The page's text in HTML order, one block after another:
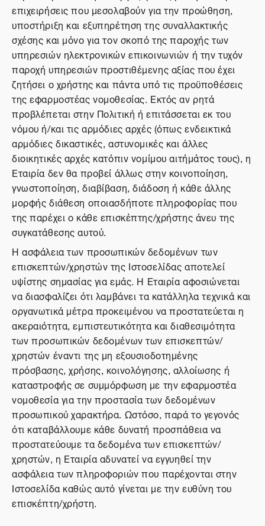
επιχειρήσεις που μεσολαβούν για την προώθηση,
υποστήριξη και εξυπηρέτηση της συναλλακτικής
σχέσης και μόνο για τον σκοπό της παροχής των
υπηρεσιών ηλεκτρονικών επικοινωνιών ή την τυχόν
παροχή υπηρεσιών προστιθέμενης αξίας που έχει
ζητήσει ο χρήστης και πάντα υπό τις προϋποθέσεις
της εφαρμοστέας νομοθεσίας. Εκτός αν ρητά
προβλέπεται στην Πολιτική ή επιτάσσεται εκ του
νόμου ή/και τις αρμόδιες αρχές (όπως ενδεικτικά
αρμόδιες δικαστικές, αστυνομικές και άλλες
διοικητικές αρχές κατόπιν νομίμου αιτήμάτος τους), η
Εταιρία δεν θα προβεί άλλως στην κοινοποίηση,
γνωστοποίηση, διαβίβαση, διάδοση ή κάθε άλλης
μορφής διάθεση οποιασδήποτε πληροφορίας που
της παρέχει ο κάθε επισκέπτης/χρήστης άνευ της
συγκατάθεσης αυτού.
Η ασφάλεια των προσωπικών δεδομένων των
επισκεπτών/χρηστών της Ιστοσελίδας αποτελεί
υψίστης σημασίας για εμάς. Η Εταιρία αφοσιώνεται
να διασφαλίζει ότι λαμβάνει τα κατάλληλα τεχνικά και
οργανωτικά μέτρα προκειμένου να προστατεύεται η
ακεραιότητα, εμπιστευτικότητα και διαθεσιμότητα
των προσωπικών δεδομένων των επισκεπτών/
χρηστών έναντι της μη εξουσιοδοτημένης
πρόσβασης, χρήσης, κοινολόγησης, αλλοίωσης ή
καταστροφής σε συμμόρφωση με την εφαρμοστέα
νομοθεσία για την προστασία των δεδομένων
προσωπικού χαρακτήρα. Ωστόσο, παρά το γεγονός
ότι καταβάλλουμε κάθε δυνατή προσπάθεια να
προστατεύουμε τα δεδομένα των επισκεπτών/
χρηστών, η Εταιρία αδυνατεί να εγγυηθεί την
ασφάλεια των πληροφοριών που παρέχονται στην
Ιστοσελίδα καθώς αυτό γίνεται με την ευθύνη του
επισκέπτη/χρήστη.